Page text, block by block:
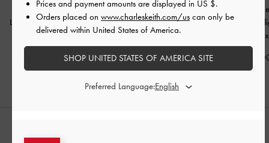
Sepatu Pumps Slingback
Leather Anastasia-Brown
IDR1,699,000
Sepatu Pumps Heel Kitten
Pointed Suede Faux
Emmy- Cognac
IDR1,049,000
Sepatu Pumps
Slingback
Dark Brown
Prices and payment amounts are displayed in US $.
Orders placed on www.charleskeith.com/us can only be
delivered within United States of America.
SHOP UNITED STATES OF AMERICA SITE
Preferred Language: